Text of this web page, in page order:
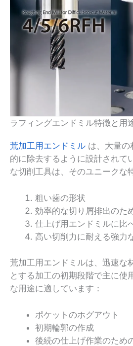
ラフィングエンドミル特徴と用
荒加工用エンドミル は、大量の
的に除去するように設計されて
な切削工具は、そのユニークな
粗い歯の形状
効率的な切り屑排出のた
仕上げ用エンドミルに比
高い切削力に耐える強力
荒加工用エンドミルは、迅速な
とする加工の初期段階で主に使
な用途に適しています：
ポケットのホグアウト
初期輪郭の作成
後続の仕上げ作業のため